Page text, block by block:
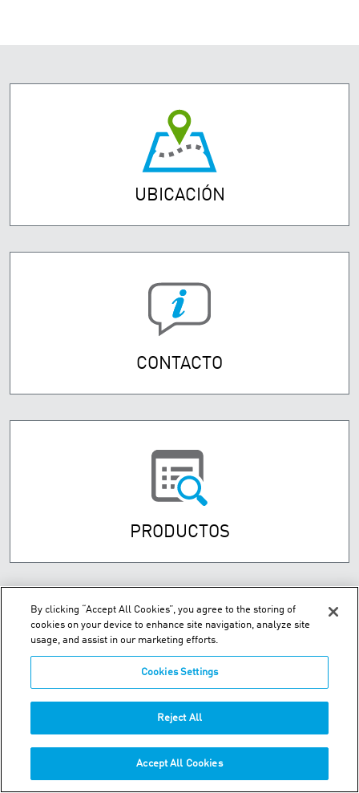
UBICACIÓN
CONTACTO
PRODUCTOS
Street Numancia 185-187, Entresuelo 08034 Barcelona Spain
Teléfono:+34.93.209.60.19
By clicking “Accept All Cookies”, you agree to the storing of
cookies on your device to enhance site navigation, analyze site
usage, and assist in our marketing efforts.
Cookies Settings
Reject All
Accept All Cookies